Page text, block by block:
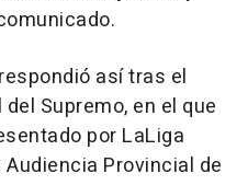
así tras el
Supremo, en el que
por LaLiga
Provincial de